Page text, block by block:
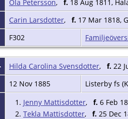
Ola Petersson, f. 18 Aug 1811,
Carin Larsdotter, f. 17 Mar 1818,
F302
Hilda Carolina Svensdotter, f. 22
12 Nov 1885 Listerby fs
1. Jenny Mattisdotter, f. 6 Feb
2. Tekla Mattisdotter, f. 25 Dec